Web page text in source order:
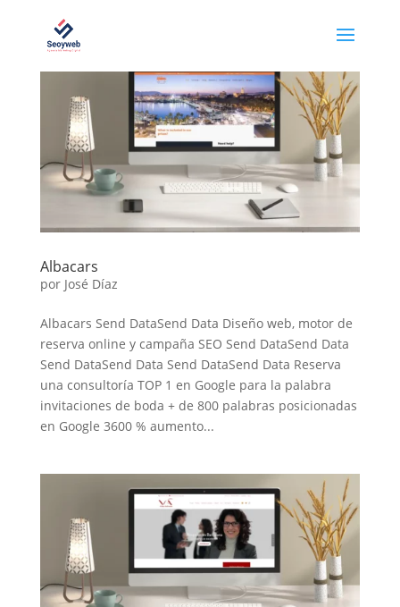
Albacars
por José Díaz
Albacars Send DataSend Data Diseño web, motor de
reserva online y campaña SEO Send DataSend Data
Send DataSend Data Send DataSend Data Reserva
una consultoría TOP 1 en Google para la palabra
invitaciones de boda + de 800 palabras posicionadas
en Google 3600 % aumento...